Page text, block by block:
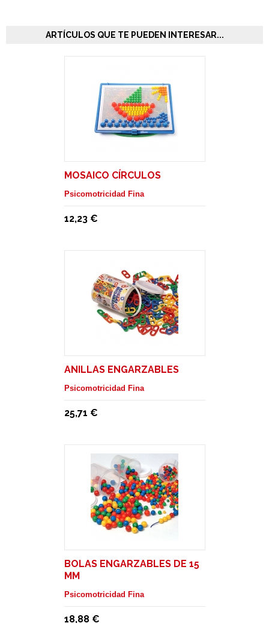
ARTÍCULOS QUE TE PUEDEN INTERESAR...
MOSAICO CÍRCULOS
Psicomotricidad Fina
12,23 €
ANILLAS ENGARZABLES
Psicomotricidad Fina
25,71 €
BOLAS ENGARZABLES DE 15
MM
Psicomotricidad Fina
18,88 €